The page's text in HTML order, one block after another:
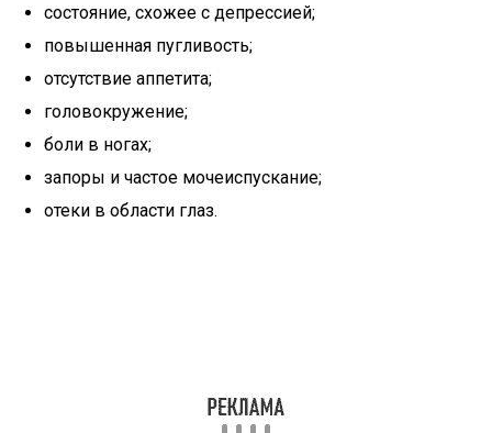
состояние, схожее с депрессией;
повышенная пугливость;
отсутствие аппетита;
головокружение;
боли в ногах;
запоры и частое мочеиспускание;
отеки в области глаз.